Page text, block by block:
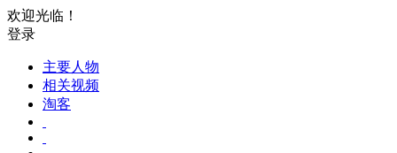
欢迎光临！
登录
主要人物
相关视频
淘客